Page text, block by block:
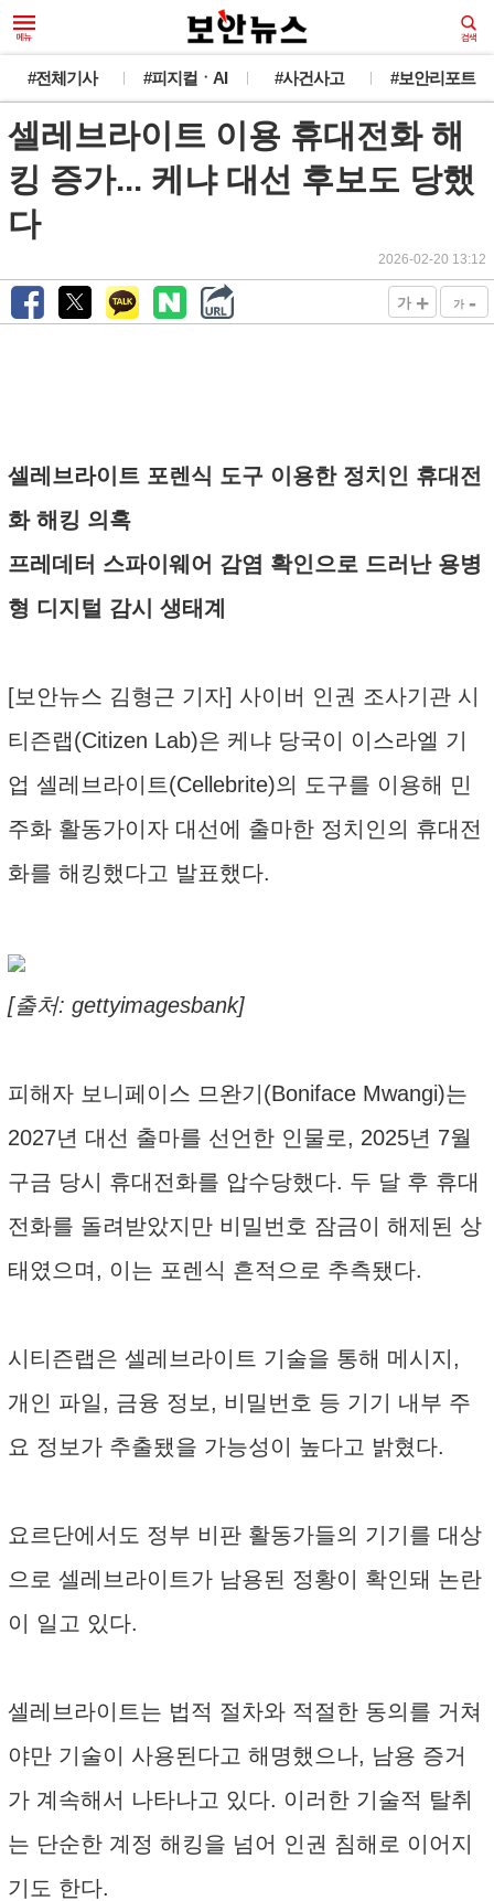
#전체기사 #피지컬ㆍAI #사건사고 #보안리포트
셀레브라이트 이용 휴대전화 해
킹 증가... 케냐 대선 후보도 당했
다
2026-02-20 13:12
가 + 가 -
셀레브라이트 포렌식 도구 이용한 정치인 휴대전
화 해킹 의혹
프레데터 스파이웨어 감염 확인으로 드러난 용병
형 디지털 감시 생태계
[보안뉴스 김형근 기자] 사이버 인권 조사기관 시
티즌랩(Citizen Lab)은 케냐 당국이 이스라엘 기
업 셀레브라이트(Cellebrite)의 도구를 이용해 민
주화 활동가이자 대선에 출마한 정치인의 휴대전
화를 해킹했다고 발표했다.
[출처: gettyimagesbank]
피해자 보니페이스 므완기(Boniface Mwangi)는
2027년 대선 출마를 선언한 인물로, 2025년 7월
구금 당시 휴대전화를 압수당했다. 두 달 후 휴대
전화를 돌려받았지만 비밀번호 잠금이 해제된 상
태였으며, 이는 포렌식 흔적으로 추측됐다.
시티즌랩은 셀레브라이트 기술을 통해 메시지,
개인 파일, 금융 정보, 비밀번호 등 기기 내부 주
요 정보가 추출됐을 가능성이 높다고 밝혔다.
요르단에서도 정부 비판 활동가들의 기기를 대상
으로 셀레브라이트가 남용된 정황이 확인돼 논란
이 일고 있다.
셀레브라이트는 법적 절차와 적절한 동의를 거쳐
야만 기술이 사용된다고 해명했으나, 남용 증거
가 계속해서 나타나고 있다. 이러한 기술적 탈취
는 단순한 계정 해킹을 넘어 인권 침해로 이어지
기도 한다.